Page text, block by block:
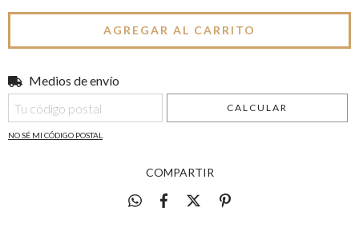
Entregas para el CP:
Medios de envío
CALCULAR
NO SÉ MI CÓDIGO POSTAL
COMPARTIR